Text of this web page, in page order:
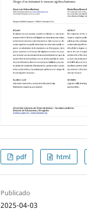
pdf html
Publicado
2025-04-03